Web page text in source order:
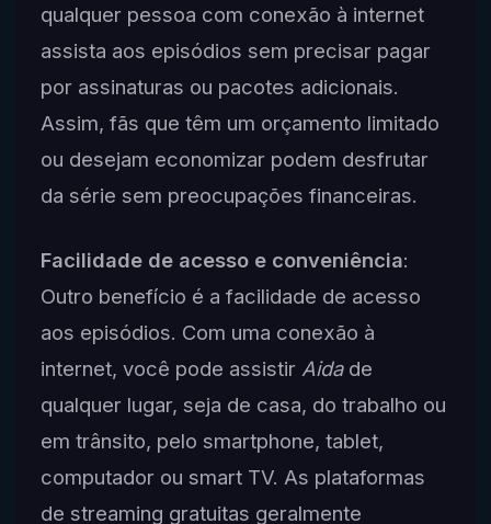
qualquer pessoa com conexão à internet
assista aos episódios sem precisar pagar
por assinaturas ou pacotes adicionais.
Assim, fãs que têm um orçamento limitado
ou desejam economizar podem desfrutar
da série sem preocupações financeiras.
Facilidade de acesso e conveniência:
Outro benefício é a facilidade de acesso
aos episódios. Com uma conexão à
internet, você pode assistir Aidade
qualquer lugar, seja de casa, do trabalho ou
em trânsito, pelo smartphone, tablet,
computador ou smart TV. As plataformas
de streaming gratuitas geralmente